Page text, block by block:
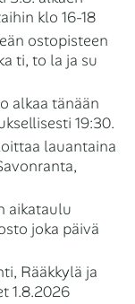
klo 16-18
ostopisteen
ti, to la ja su
alkaa tänään
19:30.
lauantaina
aikataulu
joka päivä
Rääkkylä ja
1.8.2026